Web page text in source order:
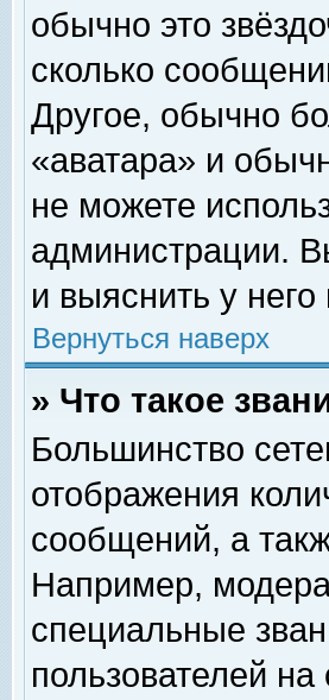
обычно это
сколько
Другое, обычно
«аватара» и
не можете
администрации.
и выяснить у
Вернуться наверх
» Что такое
Большинство
отображения
сообщений, а
Например,
специальные
пользователей